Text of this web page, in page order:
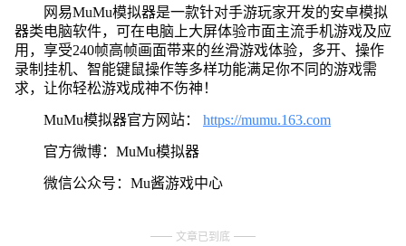
网易MuMu模拟器是一款针对手游玩家开发的安卓模拟
器类电脑软件，可在电脑上大屏体验市面主流手机游戏及应
用，享受240帧高帧画面带来的丝滑游戏体验，多开、操作
录制挂机、智能键鼠操作等多样功能满足你不同的游戏需
求，让你轻松游戏成神不伤神！
MuMu模拟器官方网站： https://mumu.163.com
官方微博：MuMu模拟器
微信公众号：Mu酱游戏中心
文章已到底